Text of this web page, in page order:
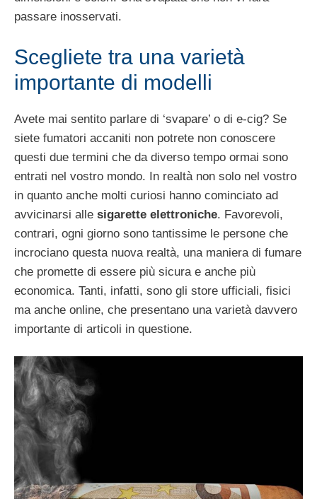
passare inosservati.
Scegliete tra una varietà
importante di modelli
Avete mai sentito parlare di ‘svapare’ o di e-cig? Se
siete fumatori accaniti non potrete non conoscere
questi due termini che da diverso tempo ormai sono
entrati nel vostro mondo. In realtà non solo nel vostro
in quanto anche molti curiosi hanno cominciato ad
avvicinarsi alle sigarette elettroniche. Favorevoli,
contrari, ogni giorno sono tantissime le persone che
incrociano questa nuova realtà, una maniera di fumare
che promette di essere più sicura e anche più
economica. Tanti, infatti, sono gli store ufficiali, fisici
ma anche online, che presentano una varietà davvero
importante di articoli in questione.